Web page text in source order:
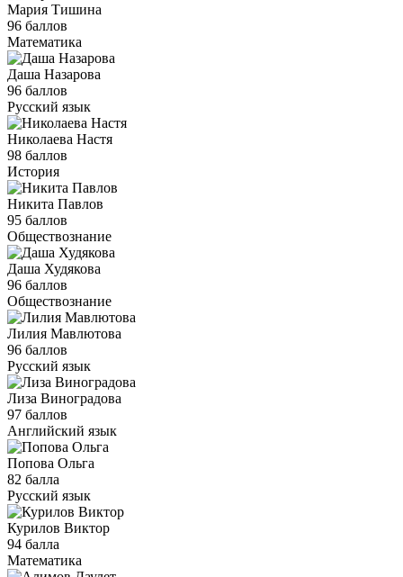
Мария Тишина
96 баллов
Математика
Даша Назарова
96 баллов
Русский язык
Николаева Настя
98 баллов
История
Никита Павлов
95 баллов
Обществознание
Даша Худякова
96 баллов
Обществознание
Лилия Мавлютова
96 баллов
Русский язык
Лиза Виноградова
97 баллов
Английский язык
Попова Ольга
82 балла
Русский язык
Курилов Виктор
94 балла
Математика